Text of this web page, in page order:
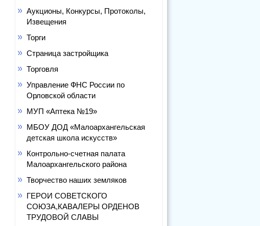
Аукционы, Конкурсы, Протоколы,
Извещения
Торги
Страница застройщика
Торговля
Управление ФНС России по
Орловской области
МУП «Аптека №19»
МБОУ ДОД «Малоархангельская
детская школа искусств»
Контрольно-счетная палата
Малоархангельского района
Творчество наших земляков
ГЕРОИ СОВЕТСКОГО
СОЮЗА,КАВАЛЕРЫ ОРДЕНОВ
ТРУДОВОЙ СЛАВЫ